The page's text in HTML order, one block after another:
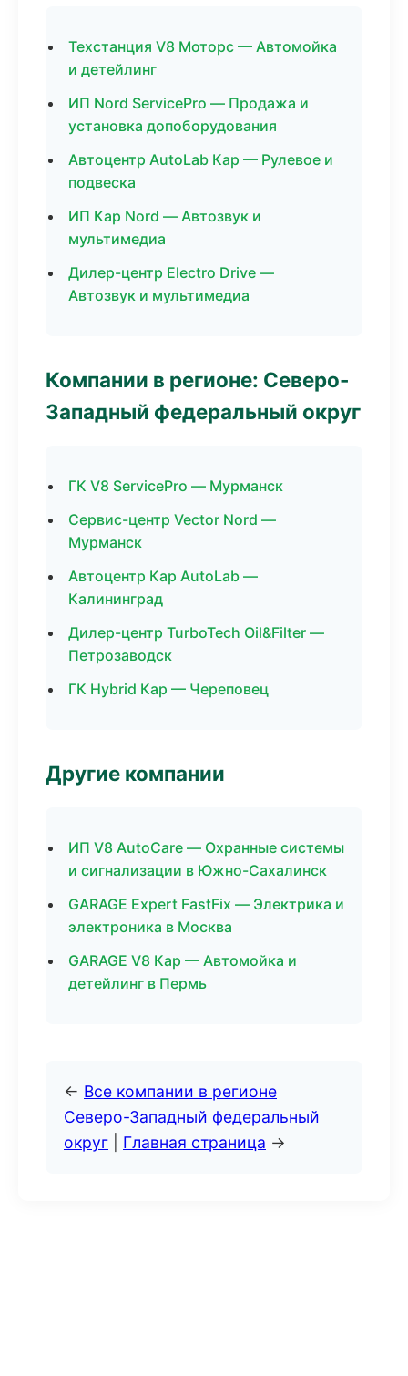
Техстанция V8 Моторс — Автомойка
и детейлинг
ИП Nord ServicePro — Продажа и
установка допоборудования
Автоцентр AutoLab Кар — Рулевое и
подвеска
ИП Кар Nord — Автозвук и
мультимедиа
Дилер-центр Electro Drive —
Автозвук и мультимедиа
Компании в регионе: Северо-
Западный федеральный округ
ГК V8 ServicePro — Мурманск
Сервис-центр Vector Nord —
Мурманск
Автоцентр Кар AutoLab —
Калининград
Дилер-центр TurboTech Oil&Filter —
Петрозаводск
ГК Hybrid Кар — Череповец
Другие компании
ИП V8 AutoCare — Охранные системы
и сигнализации в Южно-Сахалинск
GARAGE Expert FastFix — Электрика и
электроника в Москва
GARAGE V8 Кар — Автомойка и
детейлинг в Пермь
← Все компании в регионе
Северо-Западный федеральный
округ
Главная страница →